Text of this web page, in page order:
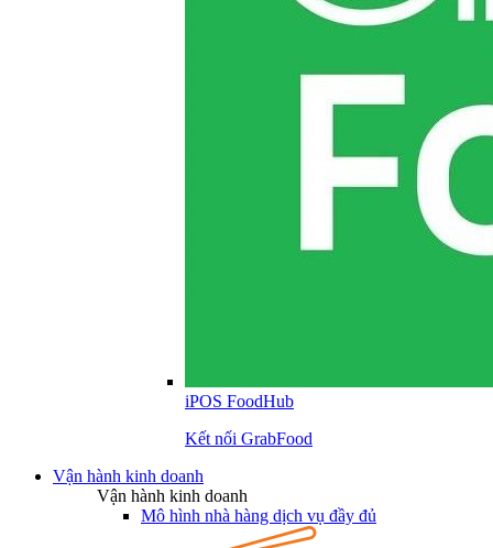
iPOS FoodHub
Kết nối GrabFood
Vận hành kinh doanh
Vận hành kinh doanh
Mô hình nhà hàng dịch vụ đầy đủ